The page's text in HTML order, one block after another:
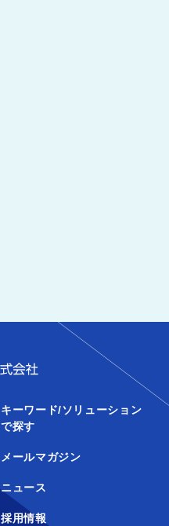
キーワード/ソリューション
で探す
メールマガジン
ニュース
採用情報